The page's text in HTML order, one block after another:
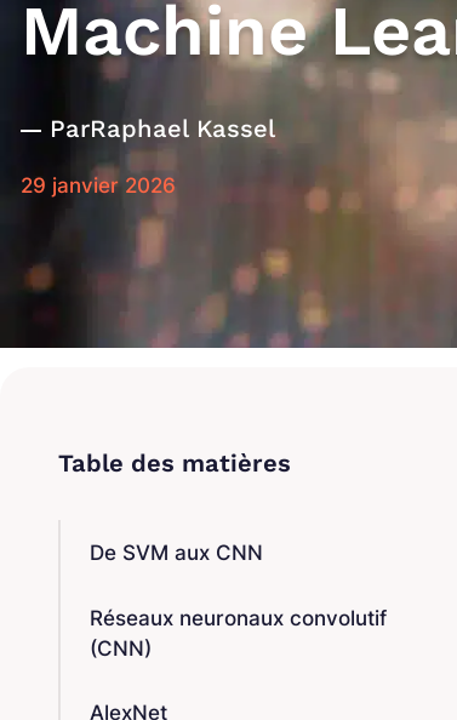
Machine
ParRaphael Kassel
29 janvier 2026
De SVM aux CNN
Réseaux neuronaux convolutif
(CNN)
AlexNet